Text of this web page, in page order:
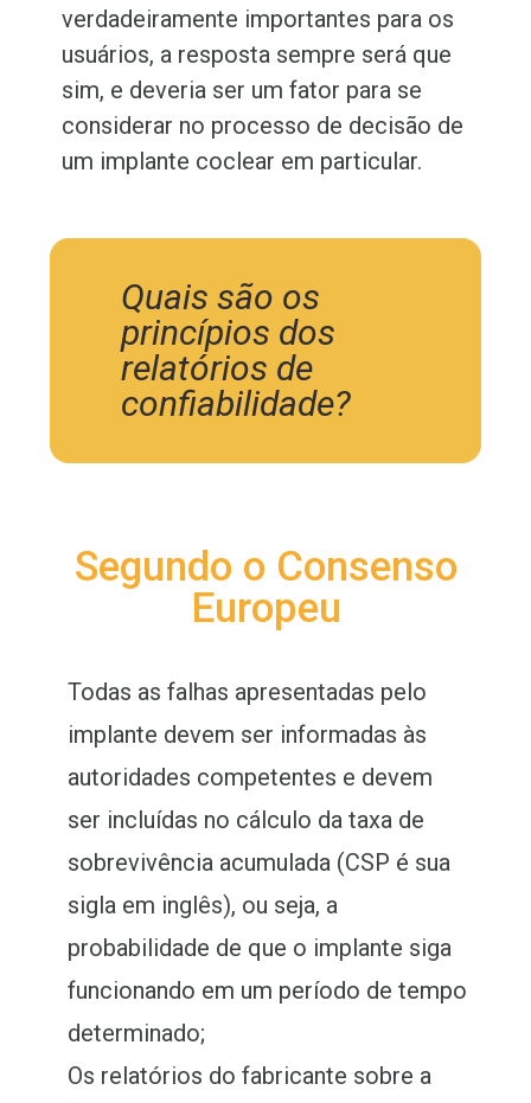
verdadeiramente importantes para os
usuários, a resposta sempre será que
sim, e deveria ser um fator para se
considerar no processo de decisão de
um implante coclear em particular.
Quais são os
princípios dos
relatórios de
confiabilidade?
Segundo o Consenso
Europeu
Todas as falhas apresentadas pelo
implante devem ser informadas às
autoridades competentes e devem
ser incluídas no cálculo da taxa de
sobrevivência acumulada (CSP é sua
sigla em inglês), ou seja, a
probabilidade de que o implante siga
funcionando em um período de tempo
determinado;
Os relatórios do fabricante sobre a